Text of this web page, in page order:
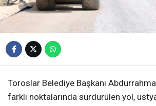
Toroslar Belediye Başkanı
farklı noktalarında sürdürülen yol,